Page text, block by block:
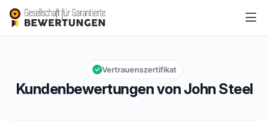
John Steel
Gesamtbewertung: 9,6 von 10
9,6/10
Kundenbewertungen von John Steel
Vertrauenszertifikat